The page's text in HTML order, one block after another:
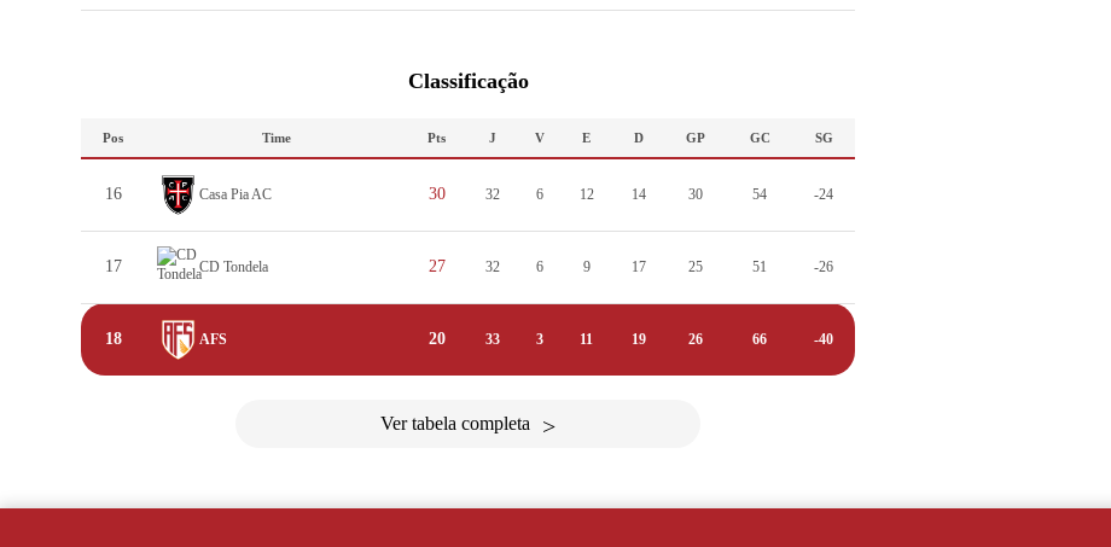
Classificação
Pos Time Pts J V E D GP GC SG
16 Casa Pia AC 30 32 6 12 14 30 54 -24
17 CD Tondela 27 32 6 9 17 25 51 -26
18 AFS 20 33 3 11 19 26 66 -40
Ver tabela completa >